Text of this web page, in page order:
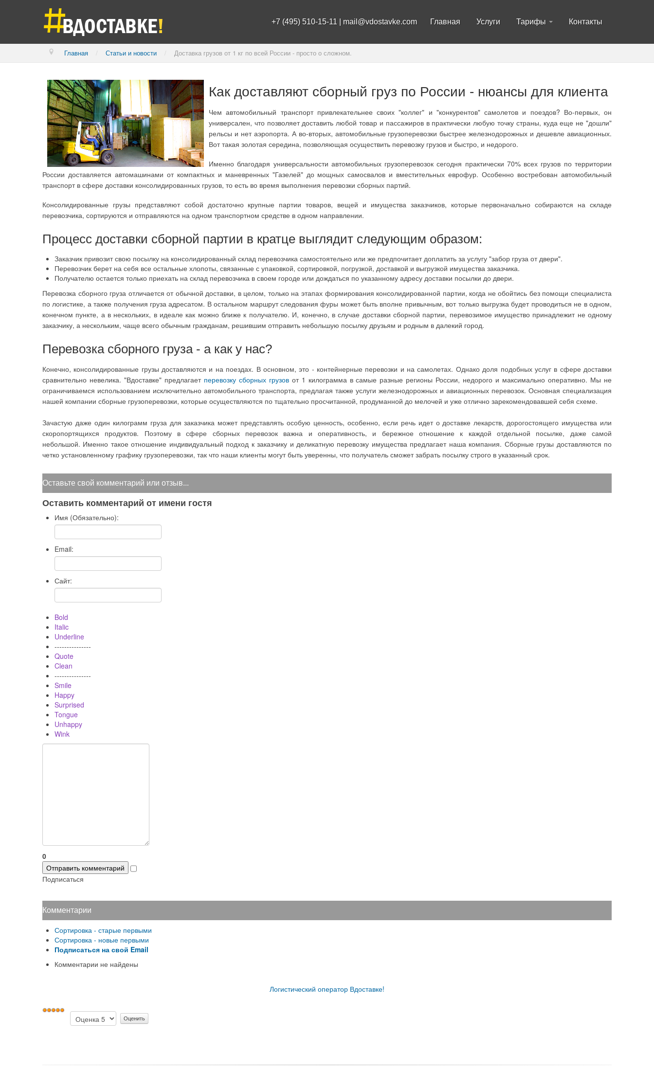
+7 (495) 510-15-11 | mail@vdostavke.com Главная Услуги Тарифы Контакты
Главная / Статьи и новости / Доставка грузов от 1 кг по всей России - просто о сложном.
Как доставляют сборный груз по России - нюансы для клиента
Чем автомобильный транспорт привлекательнее своих "коллег" и "конкурентов" самолетов и поездов? Во-первых, он
универсален, что позволяет доставить любой товар и пассажиров в практически любую точку страны, куда еще не "дошли"
рельсы и нет аэропорта. А во-вторых, автомобильные грузоперевозки быстрее железнодорожных и дешевле авиационных.
Вот такая золотая середина, позволяющая осуществить перевозку грузов и быстро, и недорого.
Именно благодаря универсальности автомобильных грузоперевозок сегодня практически 70% всех грузов по территории
России доставляется автомашинами от компактных и маневренных "Газелей" до мощных самосвалов и вместительных еврофур. Особенно востребован автомобильный
транспорт в сфере доставки консолидированных грузов, то есть во время выполнения перевозки сборных партий.
Консолидированные грузы представляют собой достаточно крупные партии товаров, вещей и имущества заказчиков, которые первоначально собираются на складе
перевозчика, сортируются и отправляются на одном транспортном средстве в одном направлении.
Процесс доставки сборной партии в кратце выглядит следующим образом:
Заказчик привозит свою посылку на консолидированный склад перевозчика самостоятельно или же предпочитает доплатить за услугу "забор груза от двери".
Перевозчик берет на себя все остальные хлопоты, связанные с упаковкой, сортировкой, погрузкой, доставкой и выгрузкой имущества заказчика.
Получателю остается только приехать на склад перевозчика в своем городе или дождаться по указанному адресу доставки посылки до двери.
Перевозка сборного груза отличается от обычной доставки, в целом, только на этапах формирования консолидированной партии, когда не обойтись без помощи специалиста
по логистике, а также получения груза адресатом. В остальном маршрут следования фуры может быть вполне привычным, вот только выгрузка будет проводиться не в одном,
конечном пункте, а в нескольких, в идеале как можно ближе к получателю. И, конечно, в случае доставки сборной партии, перевозимое имущество принадлежит не одному
заказчику, а нескольким, чаще всего обычным гражданам, решившим отправить небольшую посылку друзьям и родным в далекий город.
Перевозка сборного груза - а как у нас?
Конечно, консолидированные грузы доставляются и на поездах. В основном, это - контейнерные перевозки и на самолетах. Однако доля подобных услуг в сфере доставки
сравнительно невелика. "Вдоставке" предлагает перевозку сборных грузовот 1 килограмма в самые разные регионы России, недорого и максимально оперативно. Мы не
ограничиваемся использованием исключительно автомобильного транспорта, предлагая также услуги железнодорожных и авиационных перевозок. Основная специализация
нашей компании сборные грузоперевозки, которые осуществляются по тщательно просчитанной, продуманной до мелочей и уже отлично зарекомендовавшей себя схеме.
Зачастую даже один килограмм груза для заказчика может представлять особую ценность, особенно, если речь идет о доставке лекарств, дорогостоящего имущества или
скоропортящихся продуктов. Поэтому в сфере сборных перевозок важна и оперативность, и бережное отношение к каждой отдельной посылке, даже самой
небольшой. Именно такое отношение индивидуальный подход к заказчику и деликатную перевозку имущества предлагает наша компания. Сборные грузы доставляются по
четко установленному графику грузоперевозки, так что наши клиенты могут быть уверенны, что получатель сможет забрать посылку строго в указанный срок.
Оставьте свой комментарий или отзыв...
Оставить комментарий от имени гостя
Имя (Обязательно):
Email:
Сайт:
Bold
Italic
Underline
---------------
Quote
Clean
---------------
Smile
Happy
Surprised
Tongue
Unhappy
Wink
0
Отправить комментарий
Подписаться
Комментарии
Сортировка - старые первыми
Сортировка - новые первыми
Подписаться на свой Email
Комментарии не найдены
Логистический оператор Вдоставке!
User
/5
Пожалуйста,
оцените